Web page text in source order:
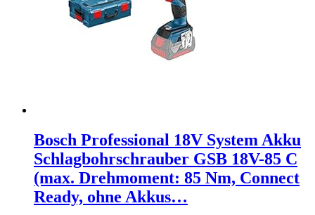
Bosch Professional 18V System Akku
Schlagbohrschrauber GSB 18V-85 C
(max. Drehmoment: 85 Nm, Connect
Ready, ohne Akkus…